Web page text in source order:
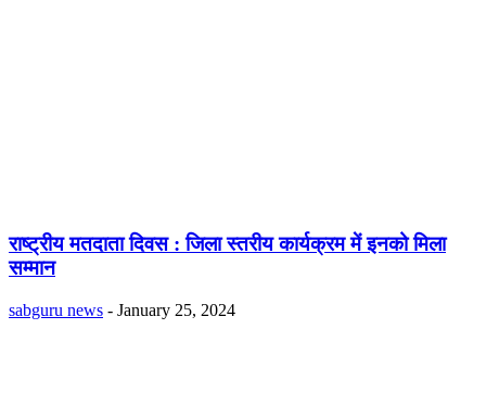
राष्ट्रीय मतदाता दिवस : जिला स्तरीय कार्यक्रम में इनको मिला
सम्मान
sabguru news - January 25, 2024